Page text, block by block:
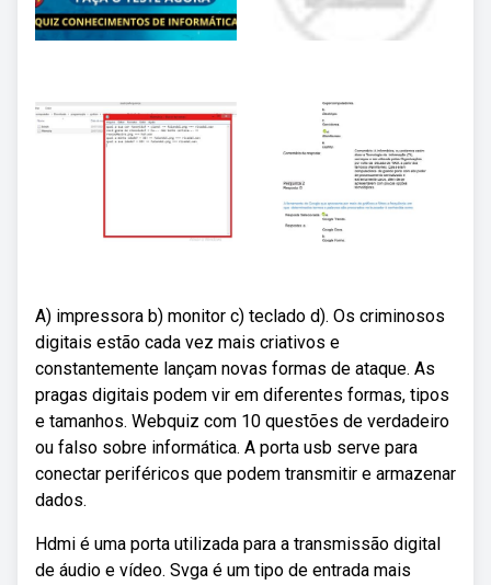
A) impressora b) monitor c) teclado d). Os criminosos
digitais estão cada vez mais criativos e
constantemente lançam novas formas de ataque. As
pragas digitais podem vir em diferentes formas, tipos
e tamanhos. Webquiz com 10 questões de verdadeiro
ou falso sobre informática. A porta usb serve para
conectar periféricos que podem transmitir e armazenar
dados.
Hdmi é uma porta utilizada para a transmissão digital
de áudio e vídeo. Svga é um tipo de entrada mais